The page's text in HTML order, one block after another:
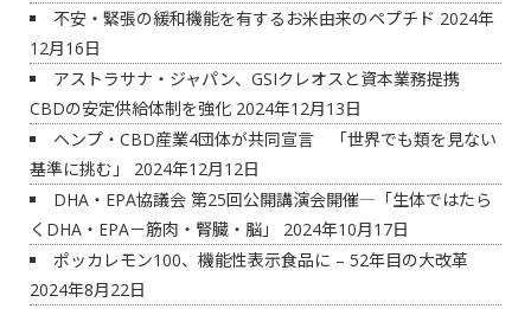
不安・緊張の緩和機能を有するお米由来のペプチド 2024年
12月16日
アストラサナ・ジャパン、GSIクレオスと資本業務提携
CBDの安定供給体制を強化 2024年12月13日
ヘンプ・CBD産業4団体が共同宣言 「世界でも類を見ない
基準に挑む」
2024年12月12日
DHA・EPA協議会 第25回公開講演会開催―「生体ではたら
くDHA・EPA－筋肉・腎臓・脳」
2024年10月17日
ポッカレモン100、機能性表示食品に – 52年目の大改革
2024年8月22日